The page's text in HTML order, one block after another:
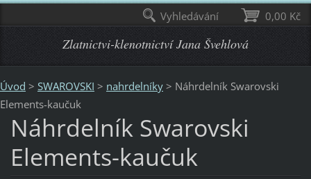
Zlatnictvi-klenotnictví Jana Švehlová
Úvod > SWAROVSKI > nahrdelníky > Náhrdelník Swarovski
Elements-kaučuk
Náhrdelník Swarovski
Elements-kaučuk
0,00 Kč
Vyhledávání